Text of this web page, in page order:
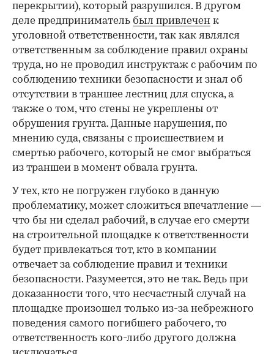
перекрытии), который разрушился. В другом
деле предприниматель был привлечен к
уголовной ответственности, так как являлся
ответственным за соблюдение правил охраны
труда, но не проводил инструктаж с рабочим по
соблюдению техники безопасности и знал об
отсутствии в траншее лестниц для спуска, а
также о том, что стены не укреплены от
обрушения грунта. Данные нарушения, по
мнению суда, связаны с происшествием и
смертью рабочего, который не смог выбраться
из траншеи в момент обвала грунта.
У тех, кто не погружен глубоко в данную
проблематику, может сложиться впечатление —
что бы ни сделал рабочий, в случае его смерти
на строительной площадке к ответственности
будет привлекаться тот, кто в компании
отвечает за соблюдение правил и техники
безопасности. Разумеется, это не так. Ведь при
доказанности того, что несчастный случай на
площадке произошел только из-за небрежного
поведения самого погибшего рабочего, то
ответственность кого-либо другого должна